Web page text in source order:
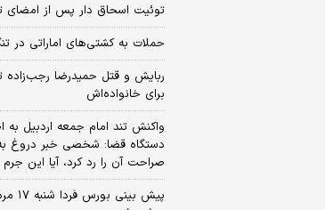
توئیت اسحاق دار پس از امضای
حملات به کشتی‌های اماراتی در
ربایش و قتل حمیدرضا رجب‌زاده
برای خانواده‌اش
واکنش تند امام جمعه اردبیل
دستگاه قضا: شخصی خبر دروغ
صراحت آن را رد کرد، آیا این